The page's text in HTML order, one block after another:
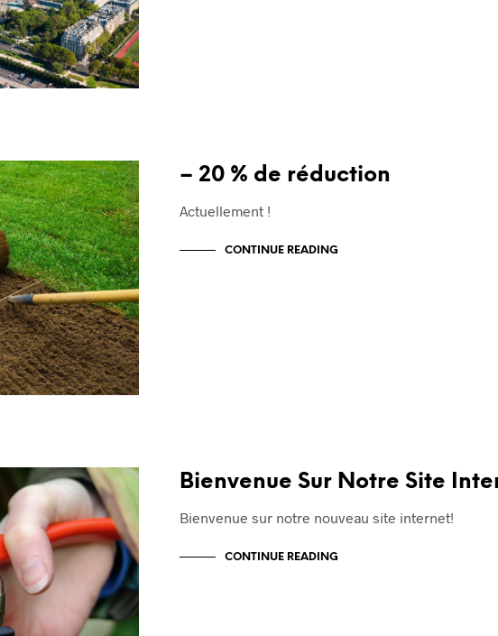
– 20 % de réduction
Actuellement !
CONTINUE READING
Bienvenue Sur Notre Site
Bienvenue sur notre nouveau site internet!
CONTINUE READING